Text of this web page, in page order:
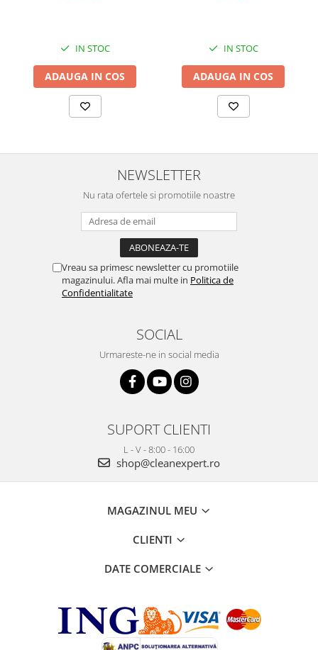
IN STOC
ADAUGA IN COS
IN STOC
ADAUGA IN COS
NEWSLETTER
Nu rata ofertele si promotiile noastre
Vreau sa primesc newsletter cu promotiile
magazinului. Afla mai multe in Politica de
Confidentialitate
SOCIAL
Urmareste-ne in social media
SUPORT CLIENTI
L - V - 8:00 - 16:00
shop@cleanexpert.ro
MAGAZINUL MEU
CLIENTI
DATE COMERCIALE